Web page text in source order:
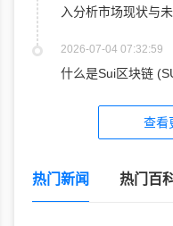
入分析市场现状与
2026-07-04 07:32:59
什么是Sui区块链
查看
热门新闻 热门百